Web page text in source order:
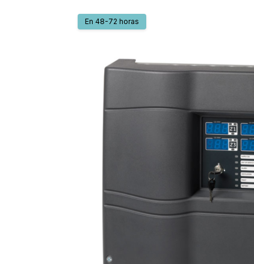
En 48-72 horas